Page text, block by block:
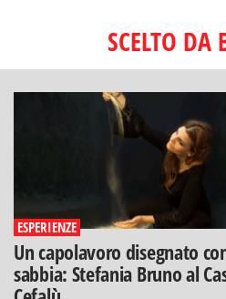
SCELTO DA
ESPERIENZE
Un capolavoro disegnato
sabbia: Stefania Bruno al